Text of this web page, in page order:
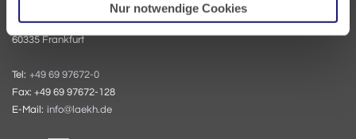
Nur notwendige Cookies
Postfach 60 05 66
60335 Frankfurt
Tel: +49 69 97672-0
Fax: +49 69 97672-128
E-Mail: info@laekh.de